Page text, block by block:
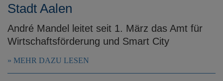
Stadt Aalen
André Mandel leitet seit 1. März das Amt für
Wirtschaftsförderung und Smart City
MEHR DAZU LESEN